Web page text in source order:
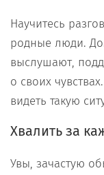
Научитесь
родные люди.
выслушают,
о своих
видеть такую
Хвалить за
Увы, зачастую